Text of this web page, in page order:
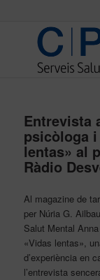
Entrevista
psicòloga
lentas» al
Ràdio
Al magazine de
per Núria G.
Salut Mental
«Vidas lentas»,
d’experiència en
l’entrevista